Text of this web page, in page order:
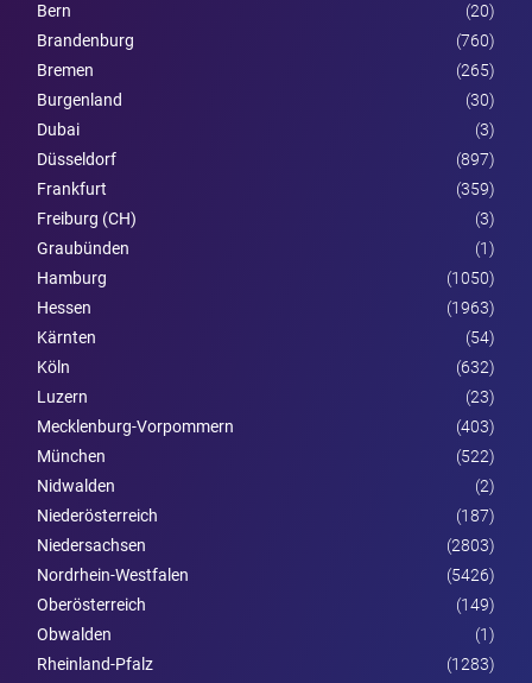
Bern
(20)
Brandenburg
(760)
Bremen
(265)
Burgen­land
(30)
Dubai
(3)
Düsseldorf
(897)
Frankfurt
(359)
Freiburg (CH)
(3)
Graubünden
(1)
Hamburg
(1050)
Hessen
(1963)
Kärnten
(54)
Köln
(632)
Luzern
(23)
Mecklenburg-Vorpommern
(403)
München
(522)
Nidwalden
(2)
Nieder­österreich
(187)
Niedersachsen
(2803)
Nordrhein-Westfalen
(5426)
Ober­österreich
(149)
Obwalden
(1)
Rheinland-Pfalz
(1283)